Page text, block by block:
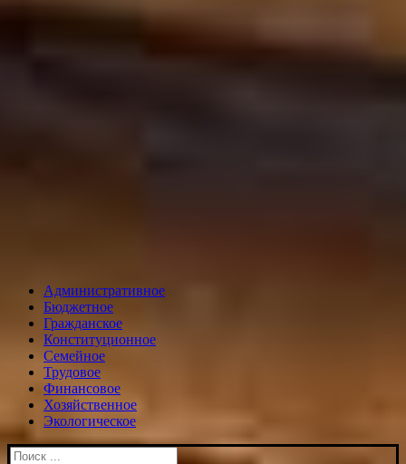
Административное
Бюджетное
Гражданское
Конституционное
Семейное
Трудовое
Финансовое
Хозяйственное
Экологическое
Искать: